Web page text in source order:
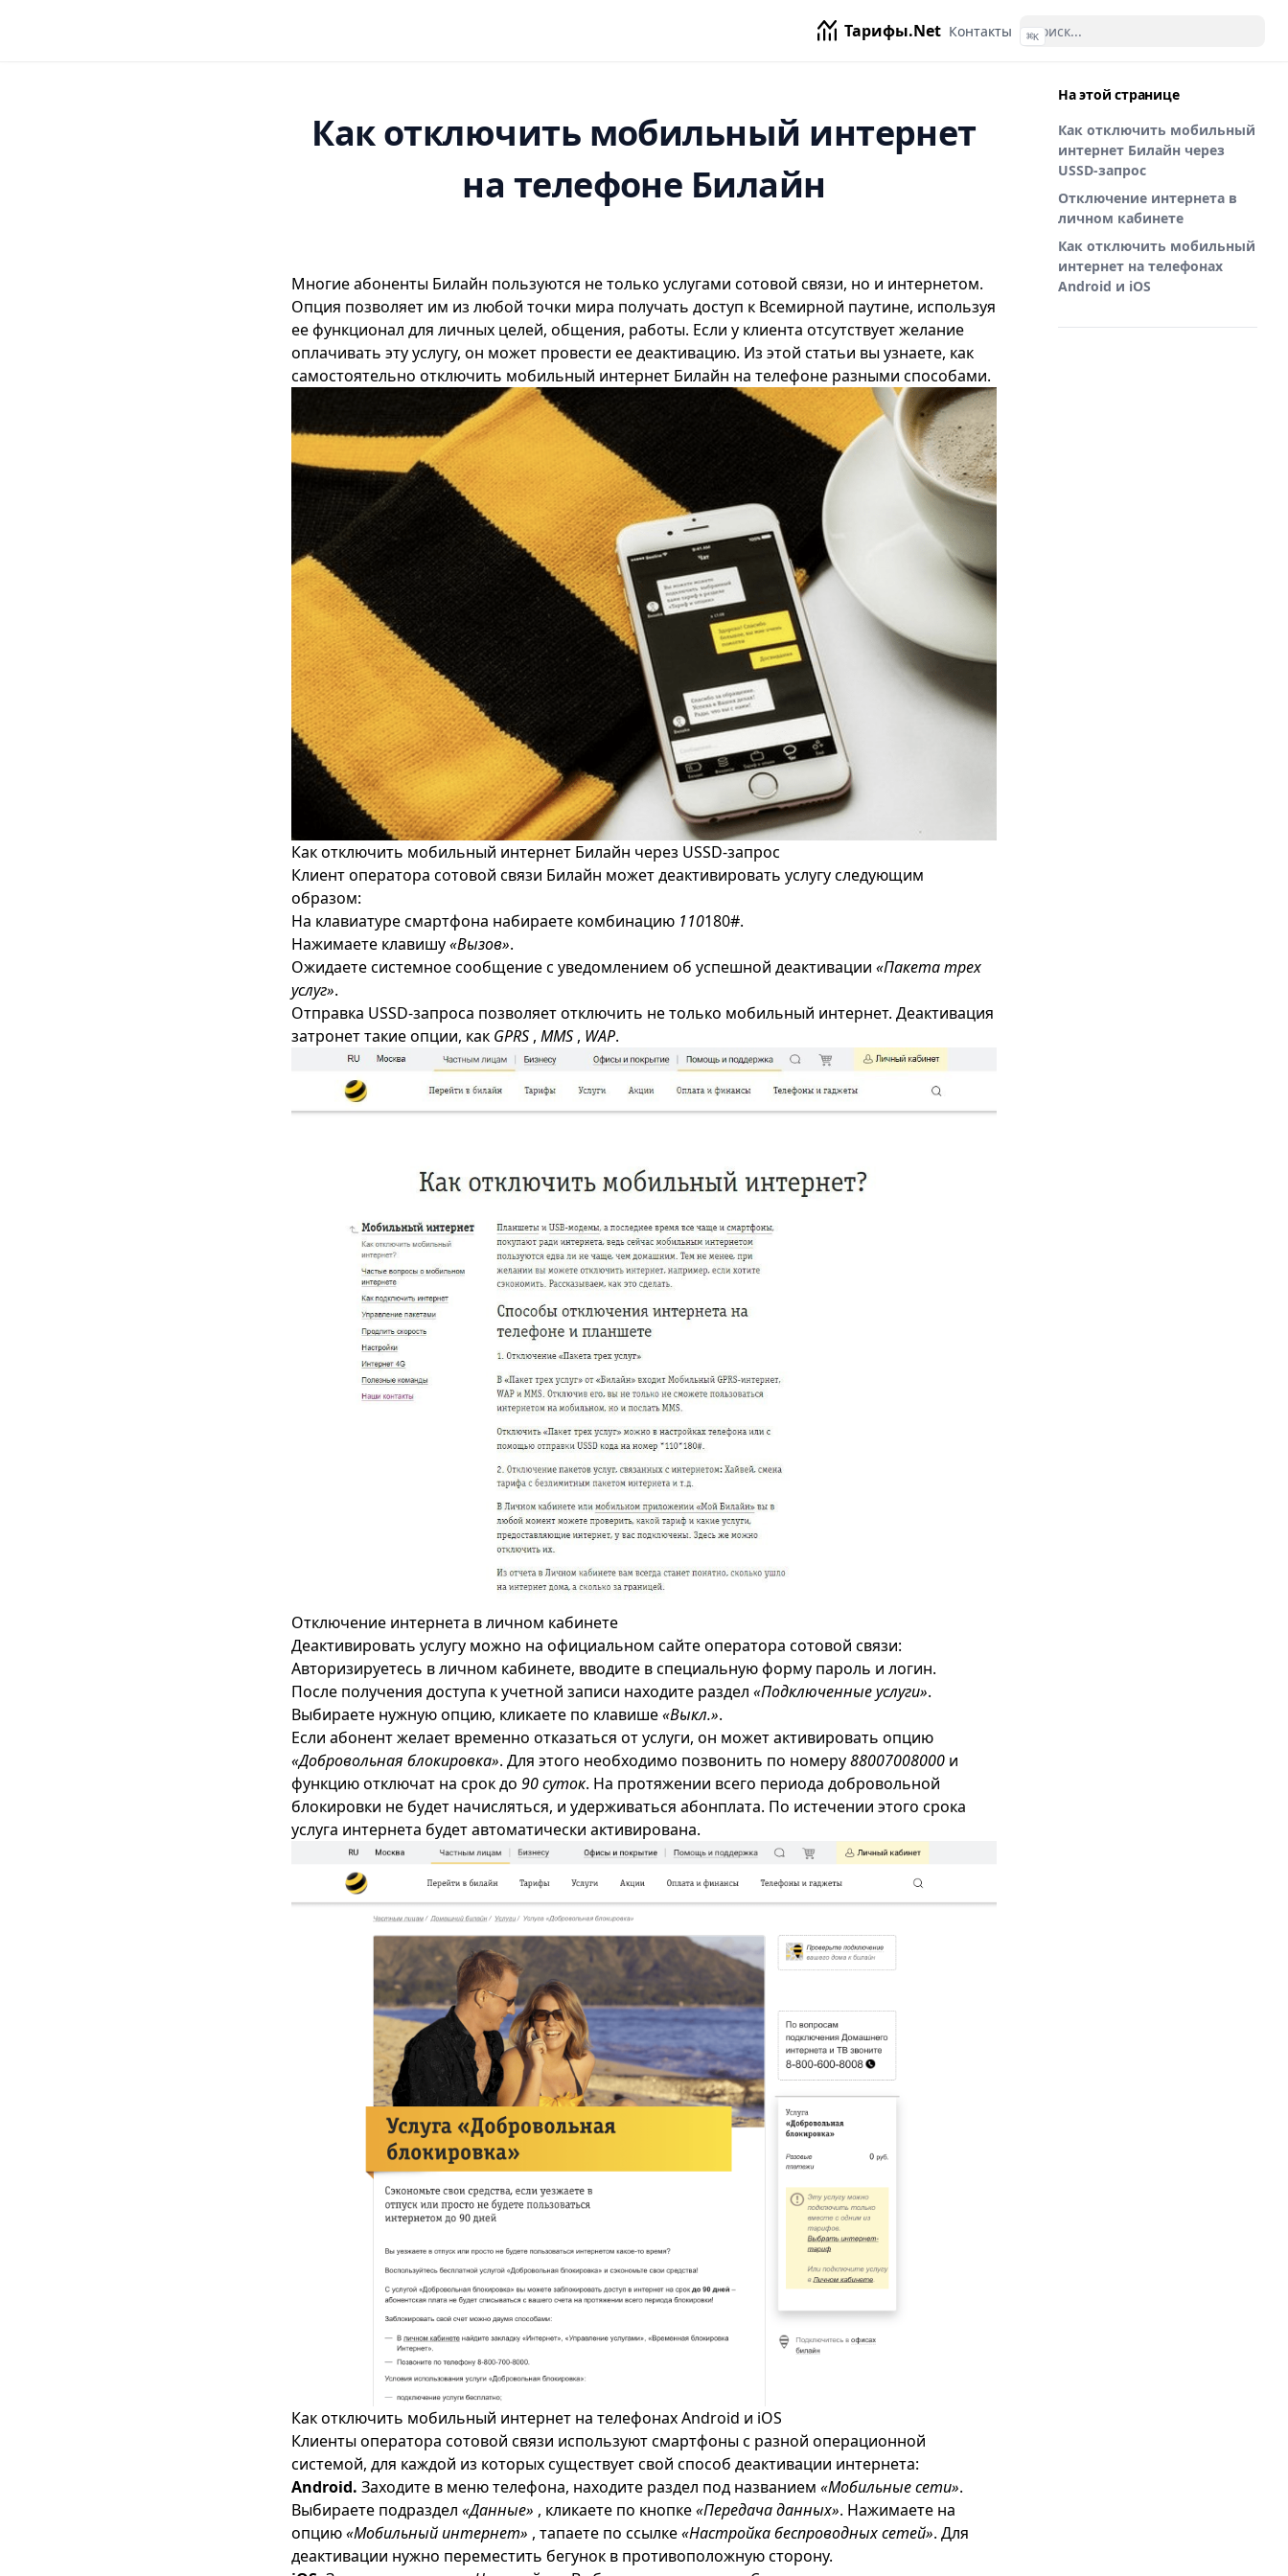
Тарифы.Net Контакты ⌘K
На этой странице
Как отключить мобильный
интернет Билайн через
USSD-запрос
Отключение интернета в
личном кабинете
Как отключить мобильный
интернет на телефонах
Android и iOS
Как отключить мобильный интернет
на телефоне Билайн
Многие абоненты Билайн пользуются не только услугами сотовой связи, но и интернетом.
Опция позволяет им из любой точки мира получать доступ к Всемирной паутине, используя
ее функционал для личных целей, общения, работы. Если у клиента отсутствует желание
оплачивать эту услугу, он может провести ее деактивацию. Из этой статьи вы узнаете, как
самостоятельно отключить мобильный интернет Билайн на телефоне разными способами.
Как отключить мобильный интернет Билайн через USSD-запрос
Клиент оператора сотовой связи Билайн может деактивировать услугу следующим
образом:
На клавиатуре смартфона набираете комбинацию 110180#.
Нажимаете клавишу«Вызов».
Ожидаете системное сообщение с уведомлением об успешной деактивации «Пакета трех
услуг».
Отправка USSD-запроса позволяет отключить не только мобильный интернет. Деактивация
затронет такие опции, как GPRS, MMS, WAP.
Отключение интернета в личном кабинете
Деактивировать услугу можно на официальном сайте оператора сотовой связи:
Авторизируетесь в личном кабинете, вводите в специальную форму пароль и логин.
После получения доступа к учетной записи находите раздел «Подключенные услуги».
Выбираете нужную опцию, кликаете по клавише«Выкл.».
Если абонент желает временно отказаться от услуги, он может активировать опцию
«Добровольная блокировка». Для этого необходимо позвонить по номеру88007008000 и
функцию отключат на срок до 90 суток. На протяжении всего периода добровольной
блокировки не будет начисляться, и удерживаться абонплата. По истечении этого срока
услуга интернета будет автоматически активирована.
Как отключить мобильный интернет на телефонах Android и iOS
Клиенты оператора сотовой связи используют смартфоны с разной операционной
системой, для каждой из которых существует свой способ деактивации интернета:
Android. Заходите в меню телефона, находите раздел под названием «Мобильные сети».
Выбираете подраздел «Данные» , кликаете по кнопке«Передача данных». Нажимаете на
опцию«Мобильный интернет» , тапаете по ссылке«Настройка беспроводных сетей». Для
деактивации нужно переместить бегунок в противоположную сторону.